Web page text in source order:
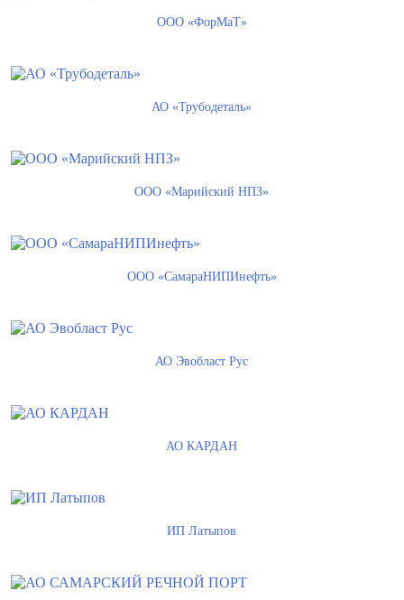
ООО «ФорМаТ»
АО «Трубодеталь»
ООО «Марийский НПЗ»
ООО «СамараНИПИнефть»
АО Эвобласт Рус
АО КАРДАН
ИП Латыпов